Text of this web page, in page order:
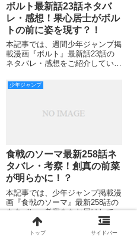
ボルト最新話23話ネタバ
レ・感想！果心居士がボル
トの前に姿を現す？！
本記事では、週間少年ジャンプ掲
載漫画『ボルト』最新話23話の
ネタバレ・感想をご紹介していき
と終止符が打たれ、”自分を殺
す”ようボルトに言う青。 しか
「どんなものも使い方次第」と答
少年ジャンプ
食戟のソーマ最新258話ネ
タバレ・考察！創真の前菜
が明らかに！？
本記事では、少年ジャンプ掲載漫
画『食戟のソーマ』最新258話の
ネタバレ・考察ををお届けしてい
きます！ 前回の257話では、
「あん時は作れなかった、司瑛士
トップ サイドバー